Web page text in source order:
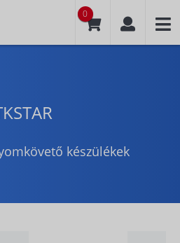
0
készülékek